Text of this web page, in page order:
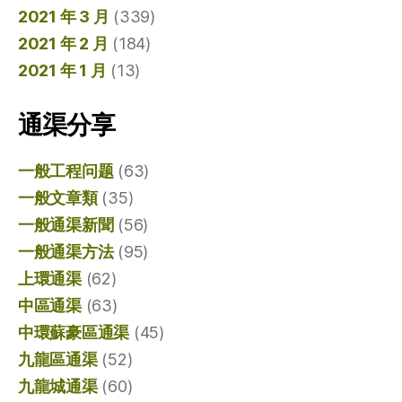
2021 年 3 月 (339)
2021 年 2 月 (184)
2021 年 1 月 (13)
通渠分享
一般工程问题(63)
一般文章類(35)
一般通渠新聞 (56)
一般通渠方法(95)
上環通渠(62)
中區通渠(63)
中環蘇豪區通渠 (45)
九龍區通渠(52)
九龍城通渠(60)